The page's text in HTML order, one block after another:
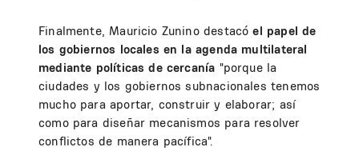
Finalmente, Mauricio Zunino destacóel papel de
los gobiernos locales en la agenda multilateral
mediante políticas de cercanía "porque la
ciudades y los gobiernos subnacionales tenemos
mucho para aportar, construir y elaborar; así
como para diseñar mecanismos para resolver
conflictos de manera pacífica".